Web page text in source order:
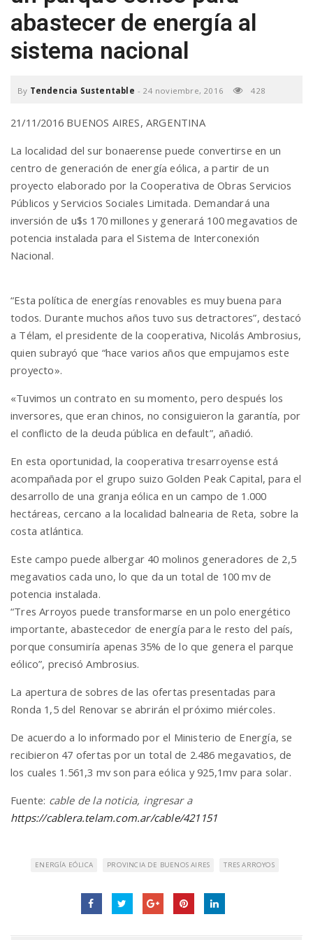
a
v
a
t
n
abastecer de energía al
sistema nacional
By Tendencia Sustentable - 24 noviembre, 2016 428
21/11/2016 BUENOS AIRES, ARGENTINA
La localidad del sur bonaerense puede convertirse en un
centro de generación de energía eólica, a partir de un
proyecto elaborado por la Cooperativa de Obras Servicios
Públicos y Servicios Sociales Limitada. Demandará una
inversión de u$s 170 millones y generará 100 megavatios de
potencia instalada para el Sistema de Interconexión
Nacional.
“Esta política de energías renovables es muy buena para
todos. Durante muchos años tuvo sus detractores”, destacó
a Télam, el presidente de la cooperativa, Nicolás Ambrosius,
quien subrayó que “hace varios años que empujamos este
proyecto».
«Tuvimos un contrato en su momento, pero después los
inversores, que eran chinos, no consiguieron la garantía, por
el conflicto de la deuda pública en default”, añadió.
En esta oportunidad, la cooperativa tresarroyense está
acompañada por el grupo suizo Golden Peak Capital, para el
desarrollo de una granja eólica en un campo de 1.000
hectáreas, cercano a la localidad balnearia de Reta, sobre la
costa atlántica.
Este campo puede albergar 40 molinos generadores de 2,5
megavatios cada uno, lo que da un total de 100 mv de
potencia instalada.
“Tres Arroyos puede transformarse en un polo energético
importante, abastecedor de energía para le resto del país,
porque consumiría apenas 35% de lo que genera el parque
eólico”, precisó Ambrosius.
La apertura de sobres de las ofertas presentadas para
Ronda 1,5 del Renovar se abrirán el próximo miércoles.
De acuerdo a lo informado por el Ministerio de Energía, se
recibieron 47 ofertas por un total de 2.486 megavatios, de
los cuales 1.561,3 mv son para eólica y 925,1mv para solar.
Fuente: cable de la noticia, ingresar a
https://cablera.telam.com.ar/cable/421151
ENERGÍA EÓLICA PROVINCIA DE BUENOS AIRES TRES ARROYOS